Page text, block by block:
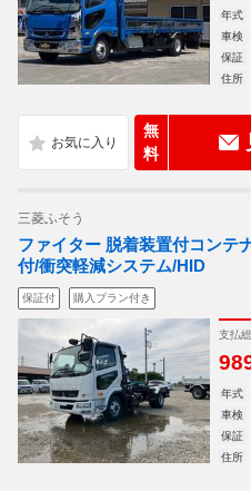
年式
車検
保証
住所
無
料
三菱ふそう
ファイター 脱着装置付コンテ
付/衝突軽減システム/HID
保証付 購入プラン付き
支払
年式
車検
保証
住所